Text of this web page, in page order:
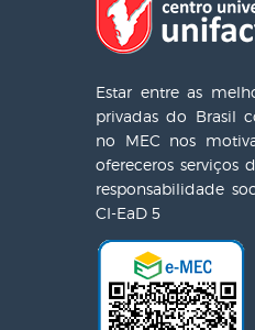
Estar entre as
privadas do Brasil
no MEC nos
ofereceros serviços
responsabilidade
CI-EaD 5